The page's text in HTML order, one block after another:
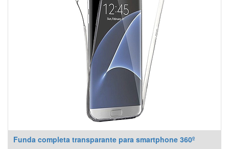
Funda completa transparante para smartphone 360º